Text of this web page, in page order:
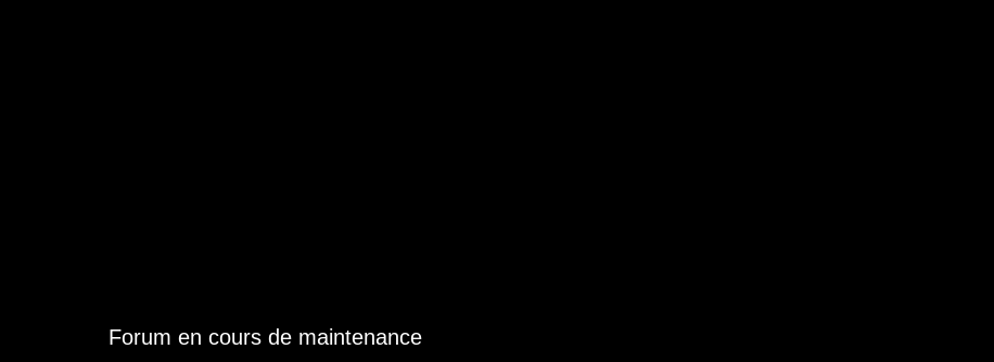
Forum en cours de maintenance